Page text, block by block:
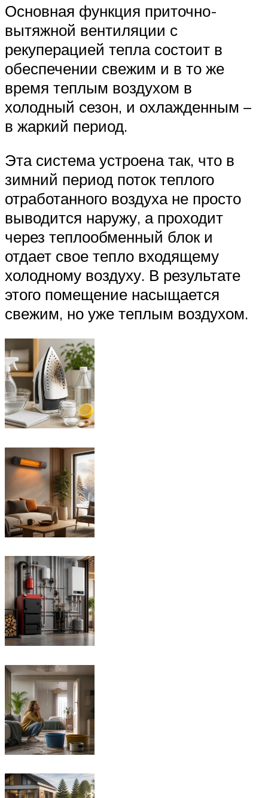
Основная функция приточно-
вытяжной вентиляции с
рекуперацией тепла состоит в
обеспечении свежим и в то же
время теплым воздухом в
холодный сезон, и охлажденным –
в жаркий период.
Эта система устроена так, что в
зимний период поток теплого
отработанного воздуха не просто
выводится наружу, а проходит
через теплообменный блок и
отдает свое тепло входящему
холодному воздуху. В результате
этого помещение насыщается
свежим, но уже теплым воздухом.